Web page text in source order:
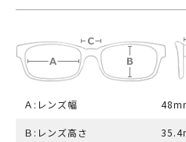
Ａ:レンズ幅
Ｂ:レンズ高さ